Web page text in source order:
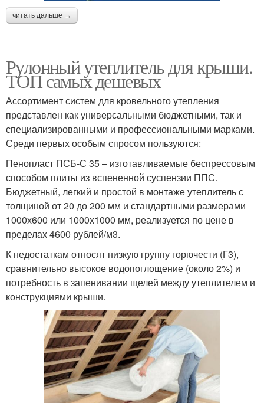
читать дальше →
Рулонный утеплитель для крыши.
ТОП самых дешевых
Ассортимент систем для кровельного утепления
представлен как универсальными бюджетными, так и
специализированными и профессиональными марками.
Среди первых особым спросом пользуются:
Пенопласт ПСБ-С 35 – изготавливаемые беспрессовым
способом плиты из вспененной суспензии ППС.
Бюджетный, легкий и простой в монтаже утеплитель с
толщиной от 20 до 200 мм и стандартными размерами
1000х600 или 1000х1000 мм, реализуется по цене в
пределах 4600 рублей/м3.
К недостаткам относят низкую группу горючести (Г3),
сравнительно высокое водопоглощение (около 2%) и
потребность в запенивании щелей между утеплителем и
конструкциями крыши.